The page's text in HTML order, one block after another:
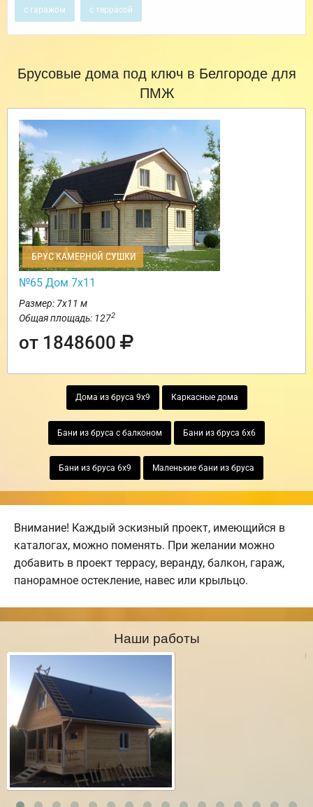
с гаражом с террасой
Брусовые дома под ключ в Белгороде для
ПМЖ
БРУС КАМЕРНОЙ СУШКИ
№65 Дом 7х11
Размер: 7х11 м
Общая площадь: 1272
от 1848600
Дома из бруса 9х9 Каркасные дома
Бани из бруса с балконом Бани из бруса 6х6
Бани из бруса 6х9 Маленькие бани из бруса
Внимание! Каждый эскизный проект, имеющийся в
каталогах, можно поменять. При желании можно
добавить в проект террасу, веранду, балкон, гараж,
панорамное остекление, навес или крыльцо.
Наши работы